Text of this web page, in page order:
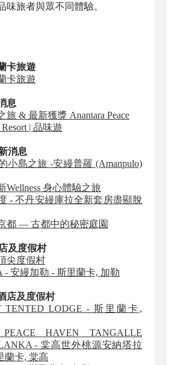
味旅者與眾不同體驗。
卡旅遊
卡旅遊
息
旅 & 最新獲獎 Anantara Peace
| 品味遊
消息
小島之旅 -安縵普羅 (Amanpulo)
Wellness 身心體驗之旅
- 不丹安縵庫拉全新套房盡顯脫
都 — 古都中的秘密庭園
及度假村
尖度假村
安縵加勒 - 斯里蘭卡, 加勒
店及度假村
TENTED LODGE - 斯里蘭卡,
HAVEN TANGALLE
- 棠高世外桃源安納塔拉
蘭卡, 棠高